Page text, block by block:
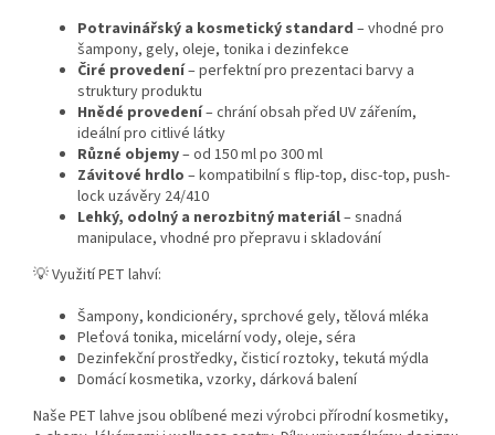
Potravinářský a kosmetický standard – vhodné pro
šampony, gely, oleje, tonika i dezinfekce
Čiré provedení– perfektní pro prezentaci barvy a
struktury produktu
Hnědé provedení– chrání obsah před UV zářením,
ideální pro citlivé látky
Různé objemy– od 150 ml po 300 ml
Závitové hrdlo – kompatibilní s flip-top, disc-top, push-
lock uzávěry 24/410
Lehký, odolný a nerozbitný materiál– snadná
manipulace, vhodné pro přepravu i skladování
💡 Využití PET lahví:
Šampony, kondicionéry, sprchové gely, tělová mléka
Pleťová tonika, micelární vody, oleje, séra
Dezinfekční prostředky, čisticí roztoky, tekutá mýdla
Domácí kosmetika, vzorky, dárková balení
Naše PET lahve jsou oblíbené mezi výrobci přírodní kosmetiky,